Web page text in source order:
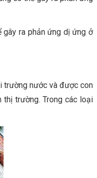
gây ra phản ứng dị ứng ở
trường nước và được con
thị trường. Trong các loại